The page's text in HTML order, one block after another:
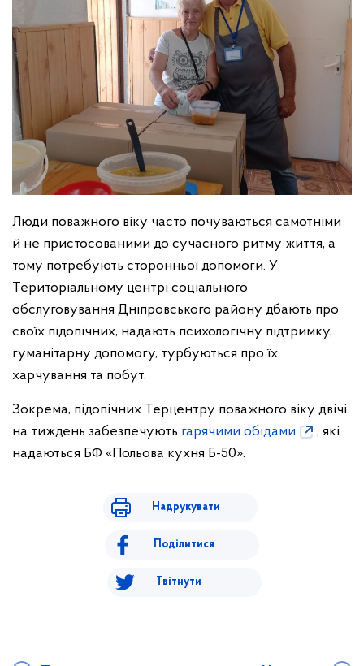
Люди поважного віку часто почуваються самотніми
й не пристосованими до сучасного ритму життя, а
тому потребують сторонньої допомоги. У
Територіальному центрі соціального
обслуговування Дніпровського району дбають про
своїх підопічних, надають психологічну підтримку,
гуманітарну допомогу, турбуються про їх
харчування та побут.
Зокрема, підопічних Терцентру поважного віку двічі
на тиждень забезпечують гарячими обідами
, які
надаються БФ «Польова кухня Б-50».
Надрукувати
Поділитися
Твітнути